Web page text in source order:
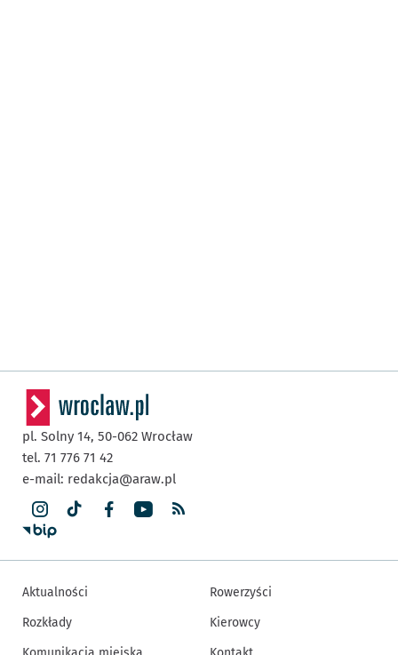
pl. Solny 14, 50-062 Wrocław
tel. 71 776 71 42
e-mail: redakcja@araw.pl
Aktualności
Rozkłady
Rowerzyści
Kierowcy